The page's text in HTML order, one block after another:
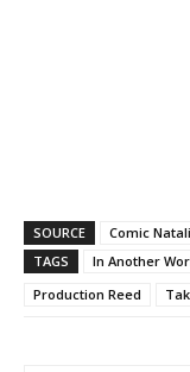
SOURCE
Comic
TAGS
In Another
Production Reed